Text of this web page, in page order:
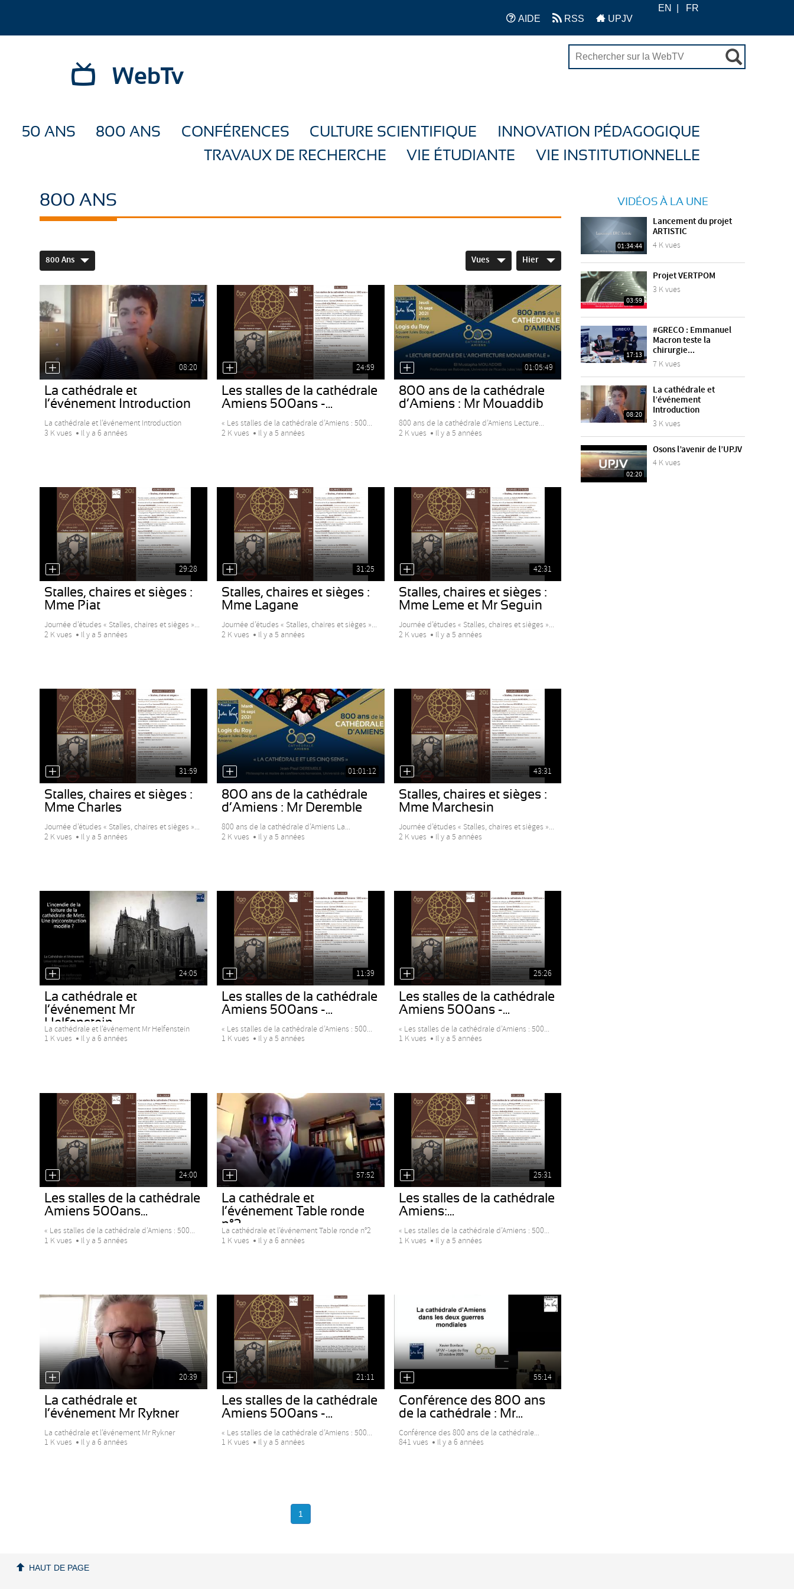
AIDE RSS UPJV
EN FR
WebTv
50 ANS 800 ANS CONFÉRENCES CULTURE SCIENTIFIQUE
INNOVATION PÉDAGOGIQUE
TRAVAUX DE RECHERCHE
VIE ÉTUDIANTE VIE INSTITUTIONNELLE
800 ANS
800 Ans Vues Hier
08:20
La cathédrale et
l’événement Introduction
La cathédrale et l’événement Introduction
3 K vues
Il y a 6 années
24:59
Les stalles de la cathédrale
Amiens 500ans -...
« Les stalles de la cathédrale d’Amiens : 500...
2 K vues
Il y a 5 années
01:05:49
800 ans de la cathédrale
d’Amiens : Mr Mouaddib
800 ans de la cathédrale d’Amiens Lecture...
2 K vues
Il y a 5 années
29:28
Stalles, chaires et sièges :
Mme Piat
Journée d’études « Stalles, chaires et sièges »...
2 K vues
Il y a 5 années
31:25
Stalles, chaires et sièges :
Mme Lagane
Journée d’études « Stalles, chaires et sièges »...
2 K vues
Il y a 5 années
42:31
Stalles, chaires et sièges :
Mme Leme et Mr Seguin
Journée d’études « Stalles, chaires et sièges »...
2 K vues
Il y a 5 années
31:59
Stalles, chaires et sièges :
Mme Charles
Journée d’études « Stalles, chaires et sièges »...
2 K vues
Il y a 5 années
01:01:12
800 ans de la cathédrale
d’Amiens : Mr Deremble
800 ans de la cathédrale d’Amiens La...
2 K vues
Il y a 5 années
43:31
Stalles, chaires et sièges :
Mme Marchesin
Journée d’études « Stalles, chaires et sièges »...
2 K vues
Il y a 5 années
24:05
La cathédrale et
l’événement Mr
Helfenstein
La cathédrale et l’événement Mr Helfenstein
1 K vues
Il y a 6 années
11:39
Les stalles de la cathédrale
Amiens 500ans -...
« Les stalles de la cathédrale d’Amiens : 500...
1 K vues
Il y a 5 années
25:26
Les stalles de la cathédrale
Amiens 500ans -...
« Les stalles de la cathédrale d’Amiens : 500...
1 K vues
Il y a 5 années
24:00
Les stalles de la cathédrale
Amiens 500ans...
« Les stalles de la cathédrale d’Amiens : 500...
1 K vues
Il y a 5 années
57:52
La cathédrale et
l’événement Table ronde
n°2
La cathédrale et l’événement Table ronde n°2
1 K vues
Il y a 6 années
25:31
Les stalles de la cathédrale
Amiens:...
« Les stalles de la cathédrale d’Amiens : 500...
1 K vues
Il y a 5 années
20:39
La cathédrale et
l’événement Mr Rykner
La cathédrale et l’événement Mr Rykner
1 K vues
Il y a 6 années
21:11
Les stalles de la cathédrale
Amiens 500ans -...
« Les stalles de la cathédrale d’Amiens : 500...
1 K vues
Il y a 5 années
55:14
Conférence des 800 ans
de la cathédrale : Mr...
Conférence des 800 ans de la cathédrale...
841 vues
Il y a 6 années
1
VIDÉOS À LA UNE
01:34:44
Lancement du projet
ARTISTIC
4 K vues
03:59
Projet VERTPOM
3 K vues
17:13
#GRECO : Emmanuel
Macron teste la
chirurgie...
7 K vues
08:20
La cathédrale et
l’événement
Introduction
3 K vues
02:20
Osons l’avenir de l’UPJV
4 K vues
HAUT DE PAGE